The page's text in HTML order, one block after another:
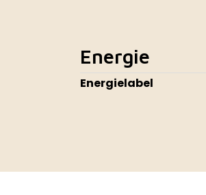
Energie
Energielabel